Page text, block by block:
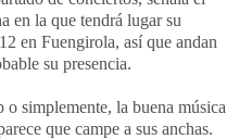
en la que tendrá lugar su
en Fuengirola, así que andan
su presencia.
simplemente, la buena música
que campe a sus anchas.